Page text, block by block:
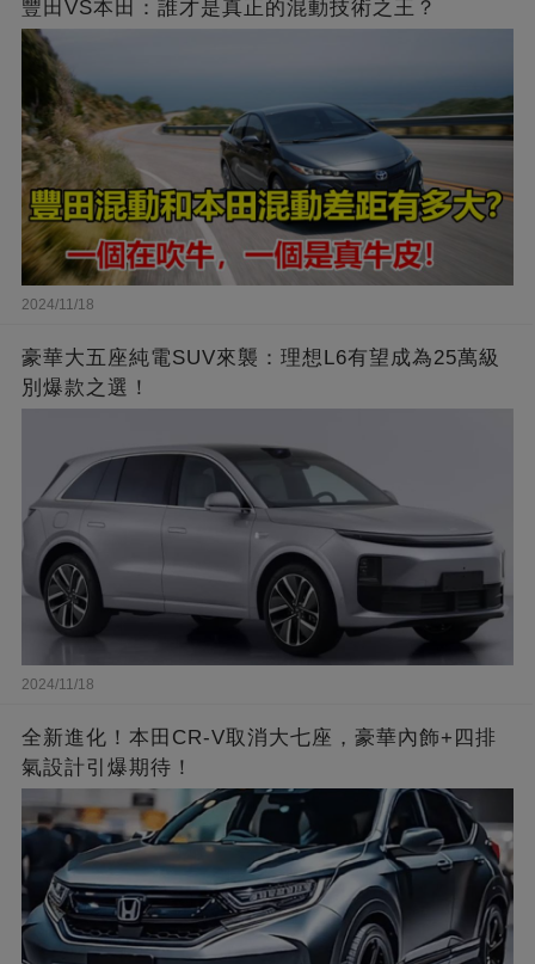
豐田VS本田：誰才是真正的混動技術之王？
2024/11/18
豪華大五座純電SUV來襲：理想L6有望成為25萬級
別爆款之選！
2024/11/18
全新進化！本田CR-V取消大七座，豪華內飾+四排
氣設計引爆期待！